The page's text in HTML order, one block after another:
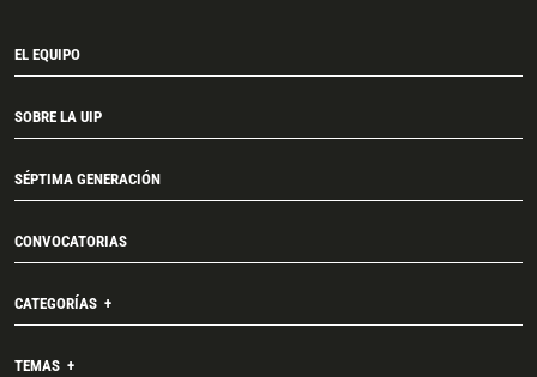
EL EQUIPO
SOBRE LA UIP
SÉPTIMA GENERACIÓN
CONVOCATORIAS
CATEGORÍAS
TEMAS